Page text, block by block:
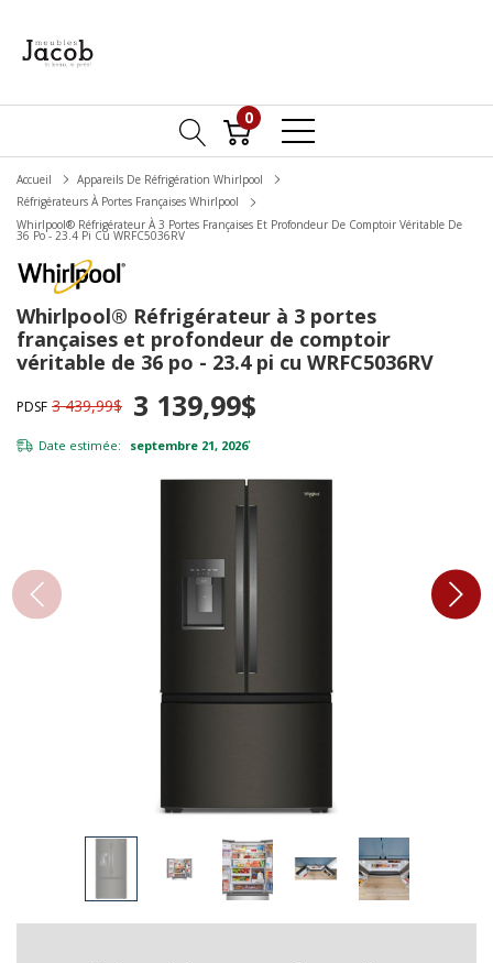
0
Accueil
Appareils De Réfrigération Whirlpool
Réfrigérateurs À Portes Françaises Whirlpool
Whirlpool® Réfrigérateur À 3 Portes Françaises Et Profondeur De Comptoir Véritable De
36 Po - 23.4 Pi Cu WRFC5036RV
Whirlpool® Réfrigérateur à 3 portes
françaises et profondeur de comptoir
véritable de 36 po - 23.4 pi cu WRFC5036RV
PDSF 3 439,99$ 3 139,99$
Date estimée: septembre 21, 2026*